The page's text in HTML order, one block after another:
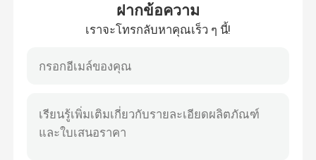
BMW Air Suspension Parts
ฝากข้อความ
เราจะโทรกลับหาคุณเร็ว ๆ นี้!